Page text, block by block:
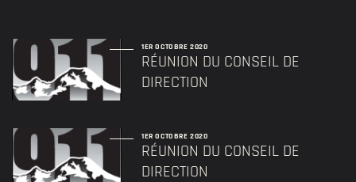
1ER OCTOBRE 2020
RÉUNION DU CONSEIL DE
DIRECTION
1ER OCTOBRE 2020
RÉUNION DU CONSEIL DE
DIRECTION